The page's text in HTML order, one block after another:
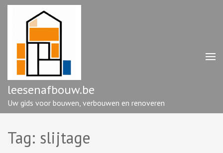
Ga
enter)
leesenafbouw.be
Uw gids voor bouwen, verbouwen en renoveren
Tag: slijtage